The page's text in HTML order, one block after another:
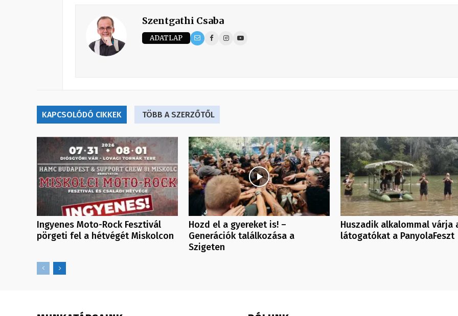
Szentgathi Csaba
ADATLAP
KAPCSOLÓDÓ CIKKEK TÖBB A SZERZŐTŐL
Ingyenes Moto-Rock Fesztivál
pörgeti fel a hétvégét Miskolcon
Hozd el a gyereket is! –
Generációk találkozása a
Szigeten
Huszadik alkalommal várja
látogatókat a PanyolaFeszt